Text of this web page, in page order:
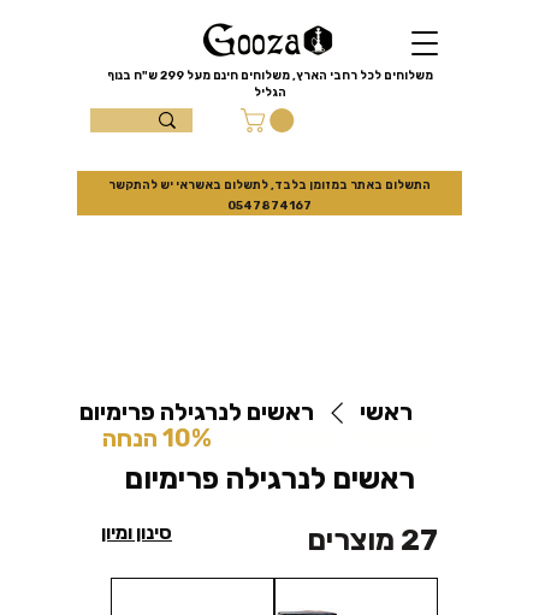
משלוחים לכל רחבי הארץ, משלוחים חינם מעל299 ש"ח
בנוף
הגליל
התשלום באתר במזומן בלבד, לתשלום באשראי יש להתקשר
0547874167
10% הנחה
ראשי ראשים לנרגילה פרימיום
ראשים לנרגילה פרימיום
27 מוצרים
סינון ומיון